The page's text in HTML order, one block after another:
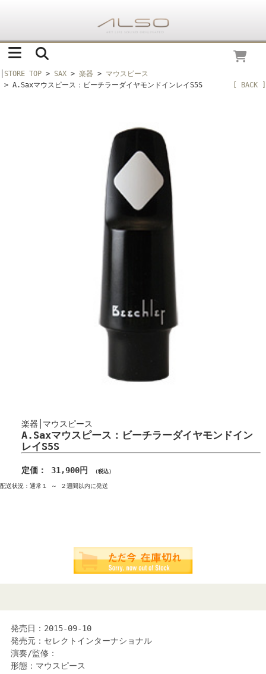
STORE TOP > SAX > 楽器 > マウスピース
> A.Saxマウスピース：ビーチラーダイヤモンドインレイS5S
[ BACK ]
楽器│マウスピース
A.Saxマウスピース：ビーチラーダイヤモンドイン
レイS5S
定価： 31,900円 （税込）
配送状況：通常１ ～ ２週間以内に発送
発売日：2015-09-10
発売元：セレクトインターナショナル
演奏/監修：
形態：マウスピース